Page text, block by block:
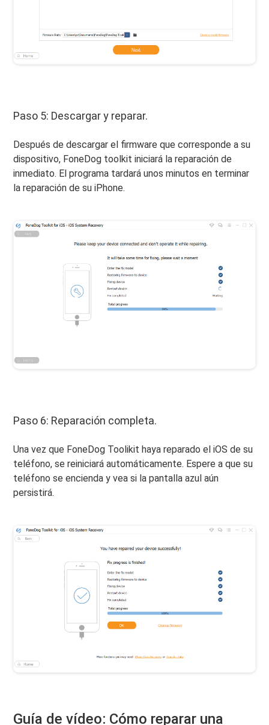
Paso 5: Descargar y reparar.
Después de descargar el firmware que corresponde a su
dispositivo, FoneDog toolkit iniciará la reparación de
inmediato. El programa tardará unos minutos en terminar
la reparación de su iPhone.
Paso 6: Reparación completa.
Una vez que FoneDog Toolikit haya reparado el iOS de su
teléfono, se reiniciará automáticamente. Espere a que su
teléfono se encienda y vea si la pantalla azul aún
persistirá.
Guía de vídeo: Cómo reparar una